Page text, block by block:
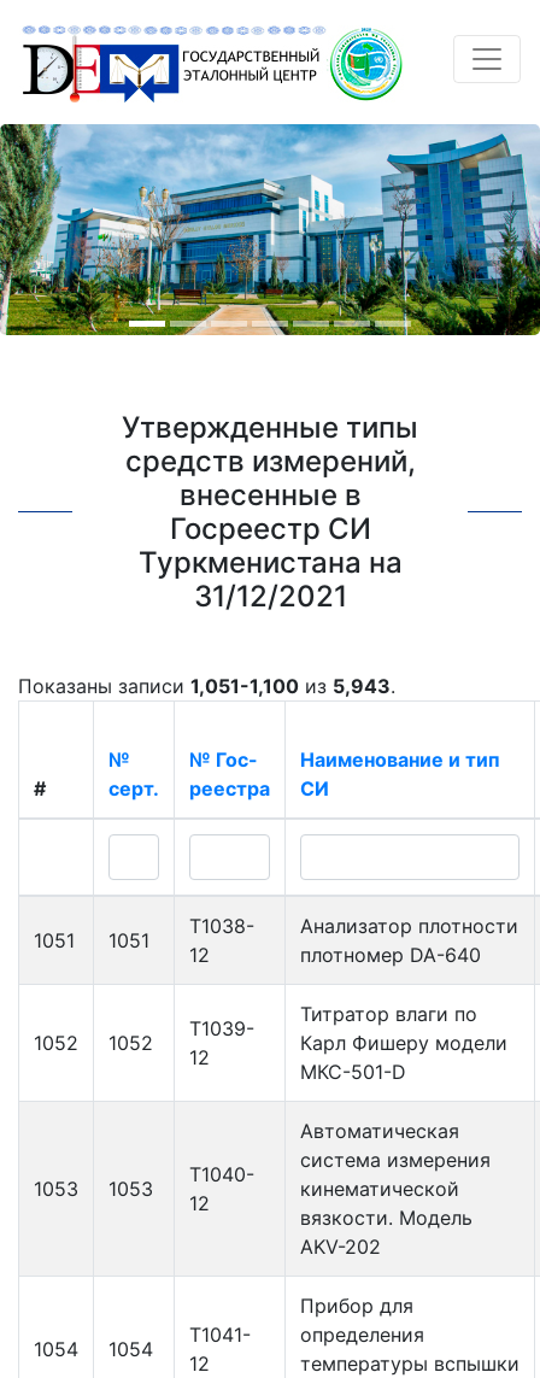
Утвержденные типы
средств измерений,
внесенные в
Госреестр СИ
Туркменистана на
31/12/2021
Показаны записи 1,051-1,100 из 5,943.
#
№
серт.
№ Гос-
реестра
Наименование и тип
СИ
1051 1051
Т1038-
12
Анализатор плотности
плотномер DA-640
1052 1052
Т1039-
12
Титратор влаги по
Карл Фишеру модели
МКС-501-D
1053 1053
Т1040-
12
Автоматическая
система измерения
кинематической
вязкости. Модель
AKV-202
1054 1054
Т1041-
12
Прибор для
определения
температуры вспышки